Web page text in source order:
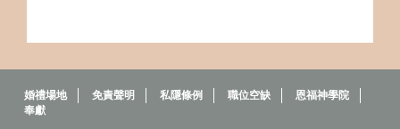
婚禮場地 免責聲明 私隱條例 職位空缺
恩福神學院
奉獻